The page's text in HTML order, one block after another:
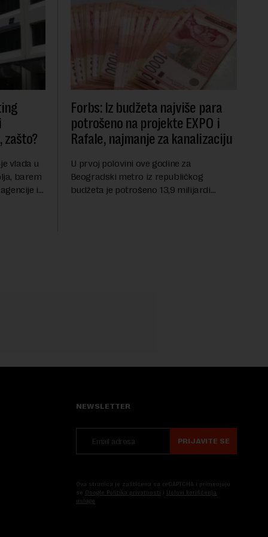
vlada u
barem
i
Forbs: Iz budžeta najviše para
potrošeno na projekte EXPO i
Rafale, najmanje za kanalizaciju
U prvoj polovini ove godine za
Beogradski metro iz republičkog
budžeta je potrošeno 13,9 milijardi
NEWSLETTER
PRIJAVITE SE
Ova stranica je zaštićena sa reCAPTCHA i primenjuju
se Google Politika privatnosti i Uslovi korišćenja
usluge